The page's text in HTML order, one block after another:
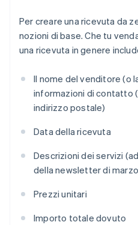
Per creare una ricevuta da
nozioni di base. Che tu
una ricevuta in genere
Il nome del venditore (o
informazioni di contatto
indirizzo postale)
Data della ricevuta
Descrizioni dei servizi
della newsletter di
Prezzi unitari
Importo totale dovuto